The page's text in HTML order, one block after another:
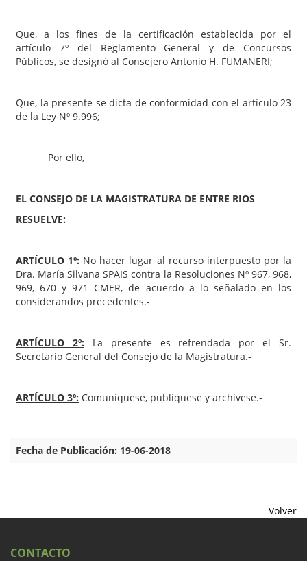
Que, a los fines de la certificación establecida por el
artículo 7º del Reglamento General y de Concursos
Públicos, se designó al Consejero Antonio H. FUMANERI;
Que, la presente se dicta de conformidad con el artículo 23
de la Ley Nº 9.996;
Por ello,
EL CONSEJO DE LA MAGISTRATURA DE ENTRE RIOS
RESUELVE:
ARTÍCULO 1º: No hacer lugar al recurso interpuesto por la
Dra. María Silvana SPAIS contra la Resoluciones Nº 967, 968,
969, 670 y 971 CMER, de acuerdo a lo señalado en los
considerandos precedentes.-
ARTÍCULO 2º: La presente es refrendada por el Sr.
Secretario General del Consejo de la Magistratura.-
ARTÍCULO 3º: Comuníquese, publíquese y archívese.-
Fecha de Publicación: 19-06-2018
Volver
CONTACTO